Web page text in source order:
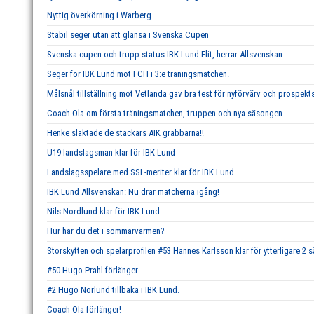
Nyttig överkörning i Warberg
Stabil seger utan att glänsa i Svenska Cupen
Svenska cupen och trupp status IBK Lund Elit, herrar Allsvenskan.
Seger för IBK Lund mot FCH i 3:e träningsmatchen.
Målsnål tillställning mot Vetlanda gav bra test för nyförvärv och
Coach Ola om första träningsmatchen, truppen och nya säsongen.
Henke slaktade de stackars AIK grabbarna!!
U19-landslagsman klar för IBK Lund
Landslagsspelare med SSL-meriter klar för IBK Lund
IBK Lund Allsvenskan: Nu drar matcherna igång!
Nils Nordlund klar för IBK Lund
Hur har du det i sommarvärmen?
Storskytten och spelarprofilen #53 Hannes Karlsson klar för ytterligare 2
#50 Hugo Prahl förlänger.
#2 Hugo Norlund tillbaka i IBK Lund.
Coach Ola förlänger!